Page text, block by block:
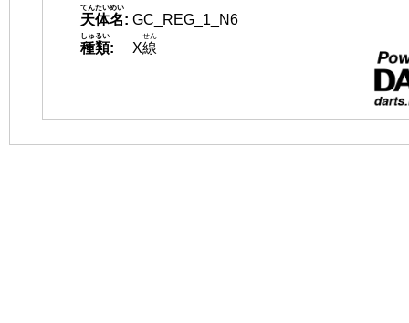
天体名
てんたいめい
: GC_REG_1_N6
種類
しゅるい
: X線
せん